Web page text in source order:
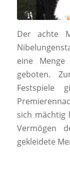
Der achte
eine Menge
geboten.
sich mächtig
Vermögen
gekleidete